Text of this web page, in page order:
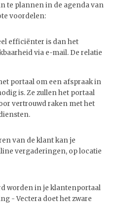
te plannen in de agenda van
voordelen:
efficiënter is dan het
via e-mail. De relatie
portaal om een afspraak in
is. Ze zullen het portaal
vertrouwd raken met het
van de klant kan je
vergaderingen, op locatie
worden in je klantenportaal
- Vectera doet het zware